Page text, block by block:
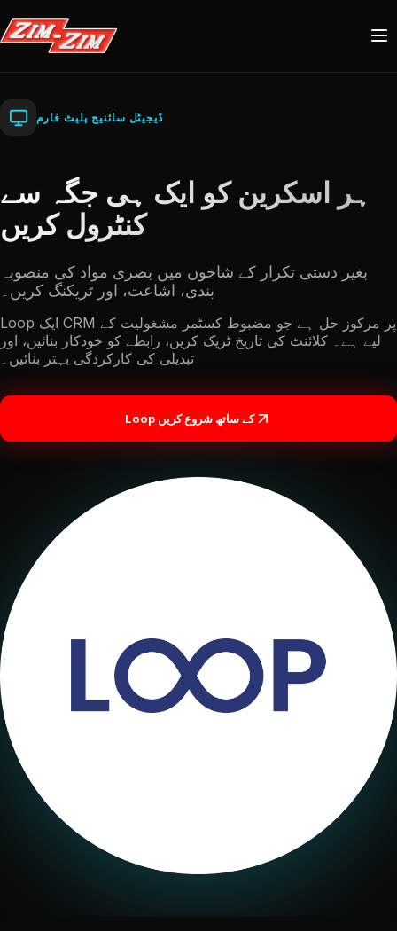
اردو
UZ RU
شروع کریں
ڈیجیٹل سائنیج پلیٹ فارم
ہر اسکرین کو ایک ہی جگہ سے
کنٹرول کریں
بغیر دستی تکرار کے شاخوں میں بصری مواد کی منصوبہ
بندی، اشاعت، اور ٹریکنگ کریں۔
Loop ایک CRM پر مرکوز حل ہے جو مضبوط کسٹمر مشغولیت کے
لیے ہے۔ کلائنٹ کی تاریخ ٹریک کریں، رابطے کو خودکار بنائیں، اور
تبدیلی کی کارکردگی بہتر بنائیں۔
Loop کے ساتھ شروع کریں